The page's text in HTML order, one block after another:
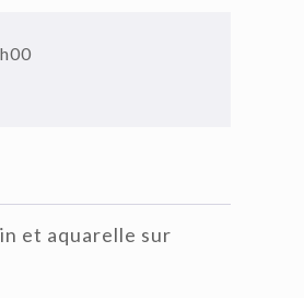
et aquarelle sur